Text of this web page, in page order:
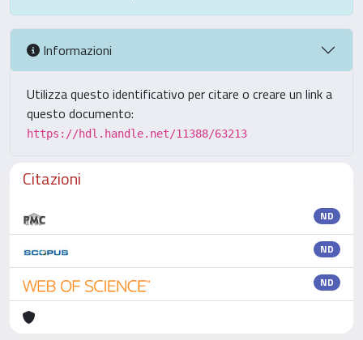
Informazioni
Utilizza questo identificativo per citare o creare un link a
questo documento:
https://hdl.handle.net/11388/63213
Citazioni
ND
ND
ND